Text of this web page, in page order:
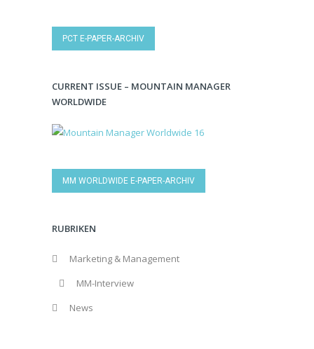
PCT E-PAPER-ARCHIV
CURRENT ISSUE – MOUNTAIN MANAGER
WORLDWIDE
MM WORLDWIDE E-PAPER-ARCHIV
RUBRIKEN
Marketing & Management
MM-Interview
News